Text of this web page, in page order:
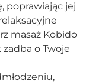
poprawiając jej
masaż Kobido
o Twoje